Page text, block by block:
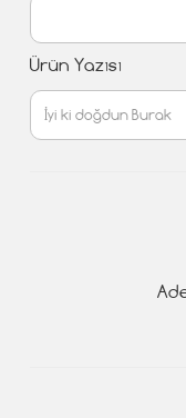
Ürün Yazısı